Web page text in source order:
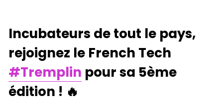
Incubateurs de tout le pays,
#Tremplin pour sa 5ème
édition ! 🔥